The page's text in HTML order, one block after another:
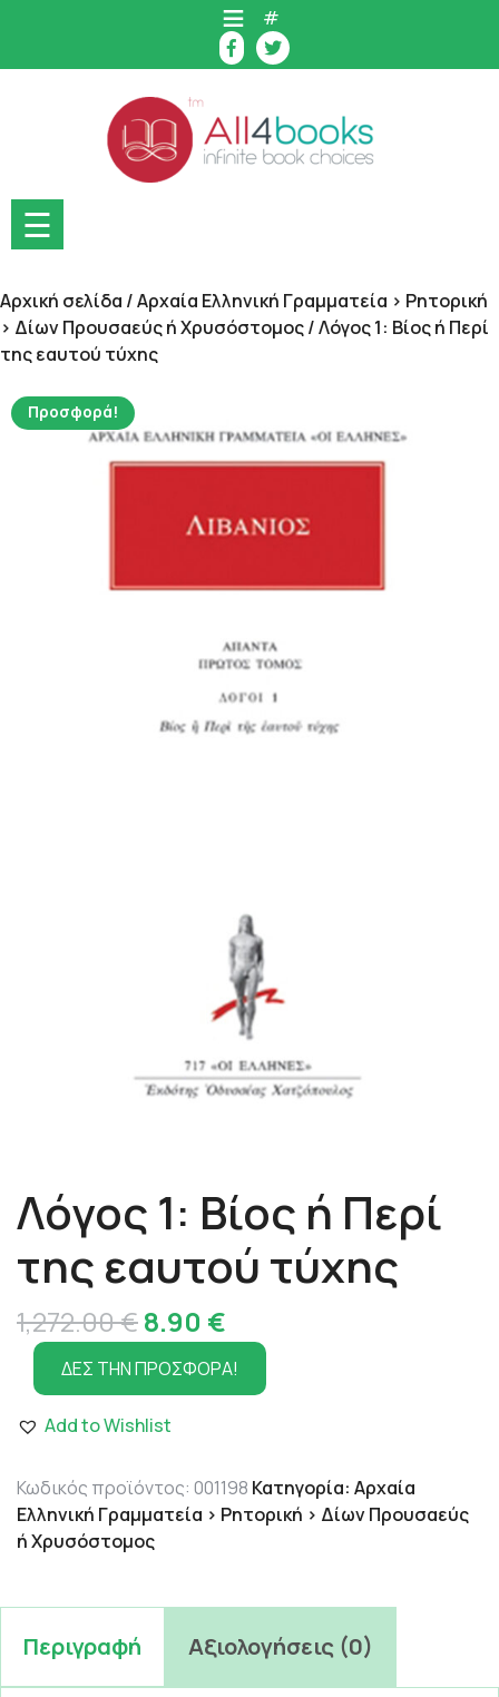
content
#
☰
Αρχική σελίδα /Αρχαία Ελληνική Γραμματεία > Ρητορική
> Δίων Προυσαεύς ή Χρυσόστομος/ Λόγος 1: Βίος ή Περί
της εαυτού τύχης
Προσφορά!
Λόγος 1: Βίος ή Περί
της εαυτού τύχης
1,272.00€Original
price
was:
1,272.00 €.
8.90 €
τρέχουσα
τιμή
8.90 €.
ΔΕΣ ΤΗΝ ΠΡΟΣΦΟΡΑ!
Add to Wishlist
Κωδικός προϊόντος: 001198 Κατηγορία: Αρχαία
Ελληνική Γραμματεία > Ρητορική > Δίων Προυσαεύς
ή Χρυσόστομος
Περιγραφή Αξιολογήσεις (0)